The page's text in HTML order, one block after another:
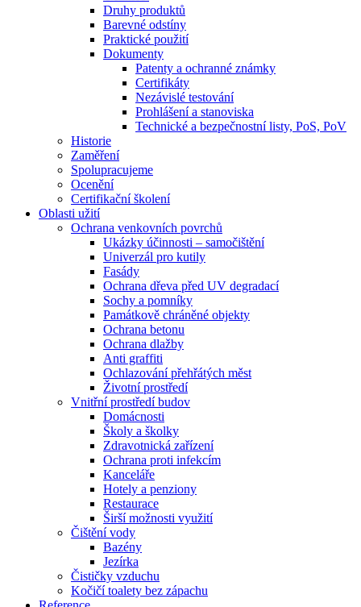
Druhy produktů
Barevné odstíny
Praktické použití
Dokumenty
Patenty a ochranné známky
Certifikáty
Nezávislé testování
Prohlášení a stanoviska
Technické a bezpečnostní listy, PoS, PoV
Historie
Zaměření
Spolupracujeme
Ocenění
Certifikační školení
Oblasti užití
Ochrana venkovních povrchů
Ukázky účinnosti – samočištění
Univerzál pro kutily
Fasády
Ochrana dřeva před UV degradací
Sochy a pomníky
Památkově chráněné objekty
Ochrana betonu
Ochrana dlažby
Anti graffiti
Ochlazování přehřátých měst
Životní prostředí
Vnitřní prostředí budov
Domácnosti
Školy a školky
Zdravotnická zařízení
Ochrana proti infekcím
Kanceláře
Hotely a penziony
Restaurace
Širší možnosti využití
Čištění vody
Bazény
Jezírka
Čističky vzduchu
Kočičí toalety bez zápachu